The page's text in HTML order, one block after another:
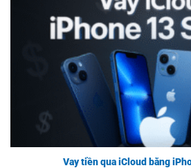
Vay tiền qua iCloud bằng